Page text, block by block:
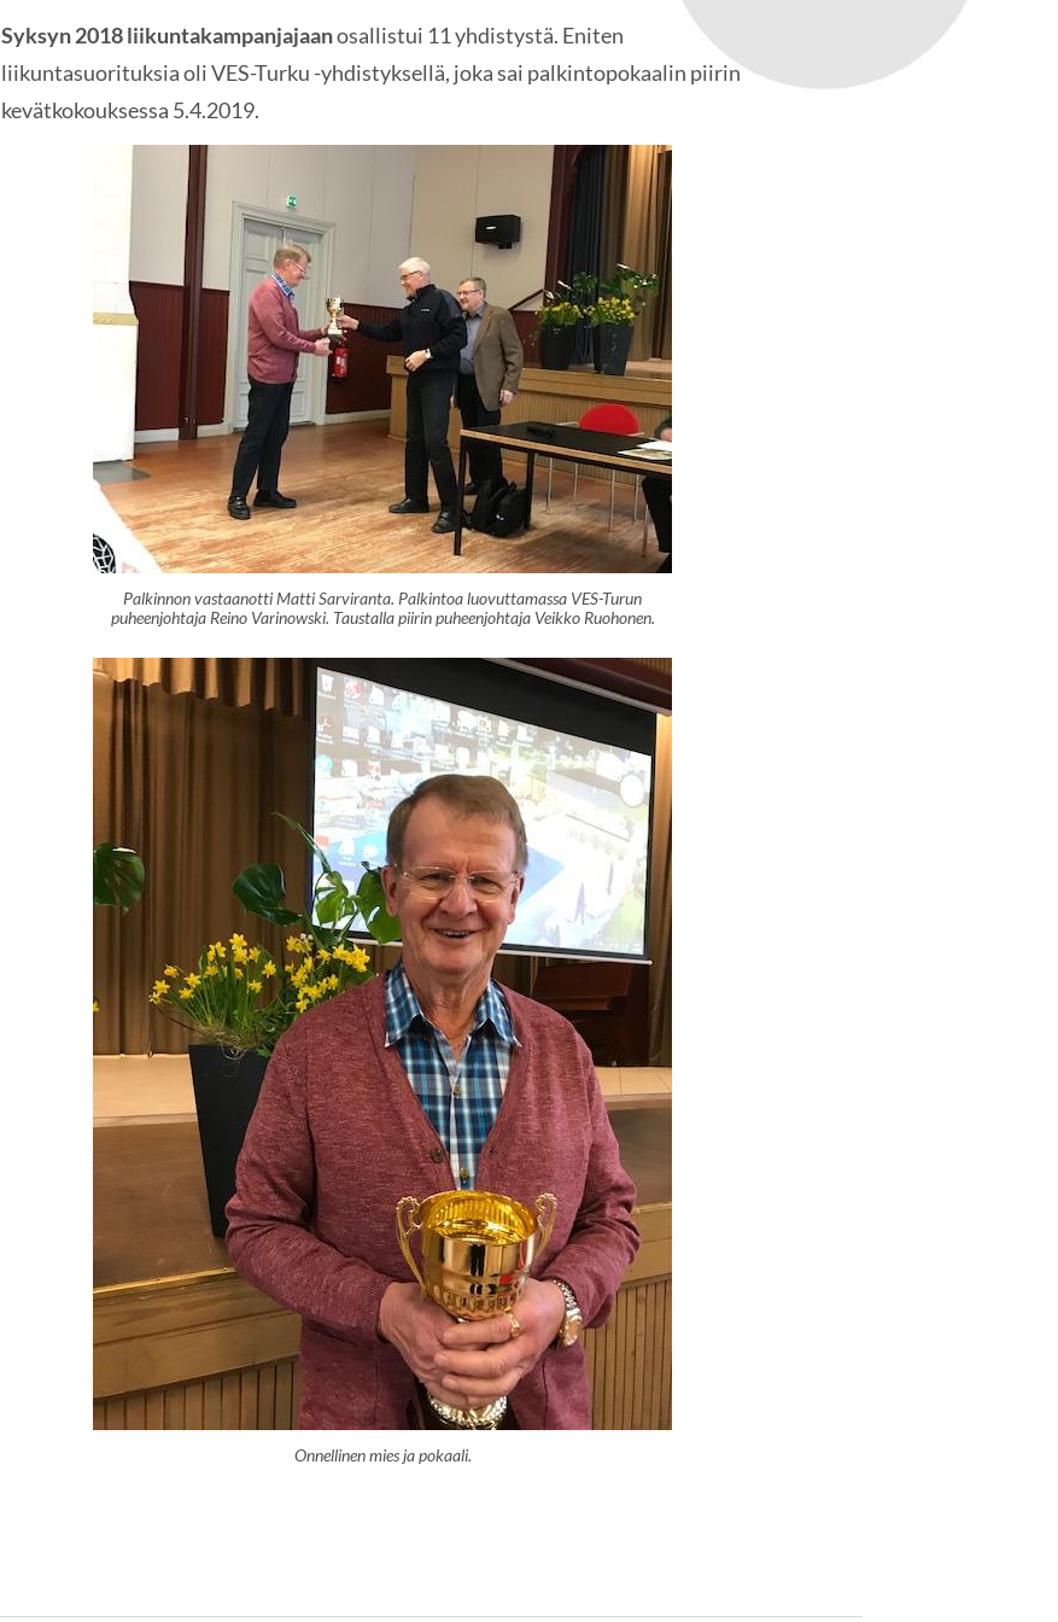
Syksyn 2018 liikuntakampanjajaanosallistui 11 yhdistystä. Eniten
liikuntasuorituksia oli VES-Turku -yhdistyksellä, joka sai palkintopokaalin piirin
kevätkokouksessa 5.4.2019.
Palkinnon vastaanotti Matti Sarviranta. Palkintoa luovuttamassa VES-Turun
puheenjohtaja Reino Varinowski. Taustalla piirin puheenjohtaja Veikko Ruohonen.
Onnellinen mies ja pokaali.